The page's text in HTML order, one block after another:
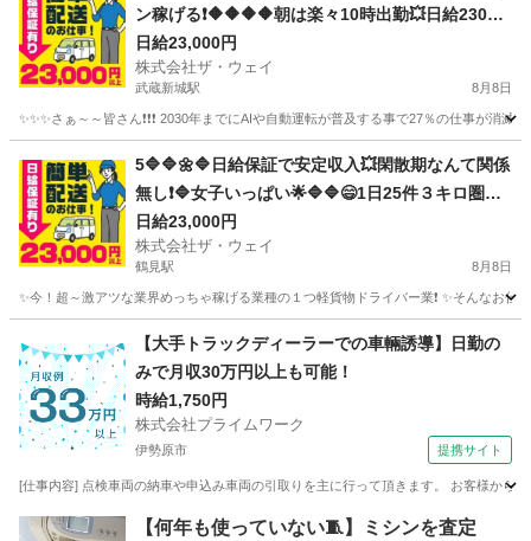
ン稼げる❗️🔶🔶🔶🔶朝は楽々10時出勤💥日給23000
円以上❗️事業拡大につき大量募集❗️❗️❗️
日給23,000円
株式会社ザ・ウェイ
武蔵新城駅 8月8日
✨✨✨さぁ～～皆さん❗️❗️❗️ 2030年までにAIや自動運転が普及する事で27％の仕事が消
武蔵新城駅 配送 ネットスーパー
5🔷🔷🌼🔷日給保証で安定収入💥閑散期なんて関係
無し❗🔷女子いっぱい🌟🔷🔷😄1日25件３キロ圏内
の配送❗️朝10：30出勤で2.3万円以上を楽々GET✨
✨✨
日給23,000円
株式会社ザ・ウェイ
鶴見駅 8月8日
✨今！超～激アツな業界めっちゃ稼げる業種の１つ軽貨物ドライバー業❗️ ✨そんなお
鶴見駅 配送 ネットスーパー
【大手トラックディーラーでの車輛誘導】日勤の
みで月収30万円以上も可能！
時給1,750円
株式会社プライムワーク
伊勢原市 提携サイト
[仕事内容] 点検車両の納車や申込み車両の引取りを主に行って頂きます。 お客様から
神奈川 伊勢原市 ドライバー
【何年も使っていない🧵】ミシンを査定